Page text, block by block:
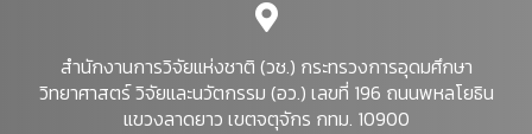
สำนักงานการวิจัยแห่งชาติ (วช.) กระทรวงการอุดมศึกษา
วิทยาศาสตร์ วิจัยและนวัตกรรม (อว.) เลขที่ 196 ถนนพหลโยธิน
แขวงลาดยาว เขตจตุจักร กทม. 10900